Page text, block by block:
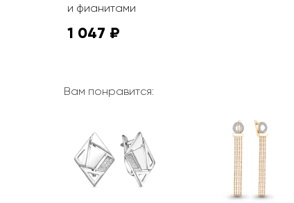
и фианитами
1 047 ₽
Вам понравится: